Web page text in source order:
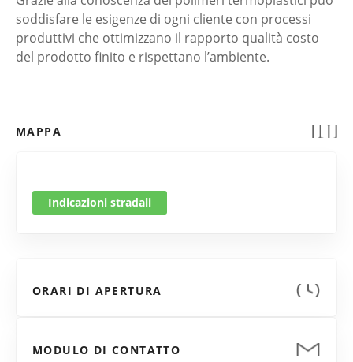
soddisfare le esigenze di ogni cliente con processi
produttivi che ottimizzano il rapporto qualità costo
del prodotto finito e rispettano l’ambiente.
MAPPA
Indicazioni stradali
ORARI DI APERTURA
MODULO DI CONTATTO